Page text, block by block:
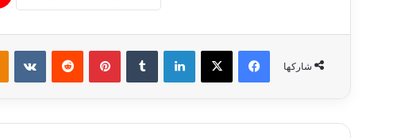
شاركها
فيسبوك ‫X لينكدإن بينتيريست